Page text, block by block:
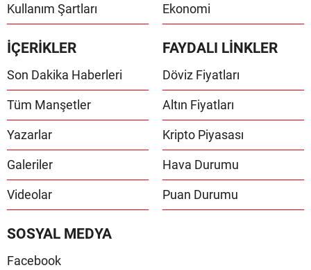
Kullanım Şartları Ekonomi
İÇERİKLER
Son Dakika Haberleri
Tüm Manşetler
Yazarlar
Galeriler
Videolar
FAYDALI LİNKLER
Döviz Fiyatları
Altın Fiyatları
Kripto Piyasası
Hava Durumu
Puan Durumu
SOSYAL MEDYA
Facebook